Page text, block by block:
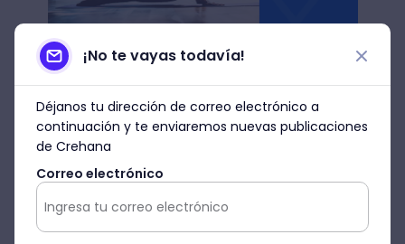
Jugando con la torre
La protagonista de la serie Gambito de
Dama, Beth, dijo:
Debes jugar con total confianza.
Puedo ver si alguien es hábil o no,
solo por cómo mueven la primera
¡No te vayas todavía!
Déjanos tu dirección de correo electrónico a
continuación y te enviaremos nuevas publicaciones
de Crehana
Correo electrónico